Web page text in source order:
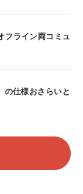
フライン両コミュ
の仕様おさらいと